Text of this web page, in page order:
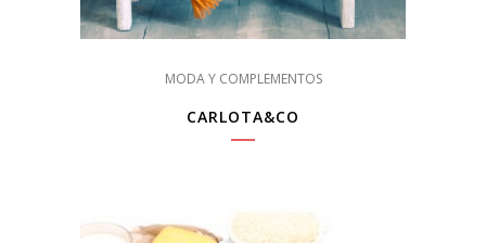
MODA Y COMPLEMENTOS
CARLOTA&CO